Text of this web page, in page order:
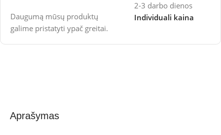
Daugumą mūsų produktų
galime pristatyti ypač greitai.
2-3 darbo dienos
Individuali kaina
Aprašymas